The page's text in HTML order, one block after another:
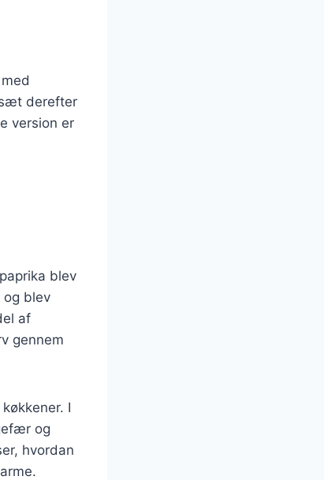
derefter
version er
blev
og blev
af
gennem
I
og
hvordan